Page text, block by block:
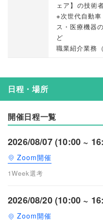
ェア】 の技術
※次世代自動
ス・医療機器
ど
職業紹介業務
日程・場所
開催日程一覧
2026/08/07 (10:00 ~
Zoom開催
1Week選考
2026/08/20 (10:00 ~
Zoom開催